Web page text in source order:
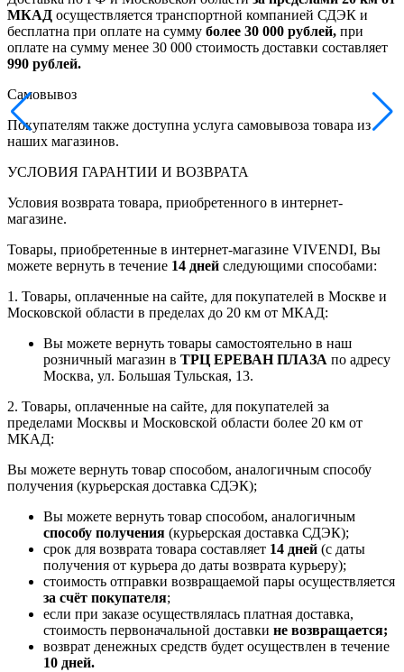
МКАД осуществляется транспортной компанией СДЭК и
бесплатна при оплате на сумму более 30 000 рублей, при
оплате на сумму менее 30 000 стоимость доставки составляет
990 рублей.
Самовывоз
Покупателям также доступна услуга самовывоза товара из
наших магазинов.
УСЛОВИЯ ГАРАНТИИ И ВОЗВРАТА
Условия возврата товара, приобретенного в интернет-
магазине.
Товары, приобретенные в интернет-магазине VIVENDI, Вы
можете вернуть в течение 14 дней следующими способами:
1. Товары, оплаченные на сайте, для покупателей в Москве и
Московской области в пределах до 20 км от МКАД:
Вы можете вернуть товары самостоятельно в наш
розничный магазин в ТРЦ ЕРЕВАН ПЛАЗА по адресу
Москва, ул. Большая Тульская, 13.
2. Товары, оплаченные на сайте, для покупателей за
пределами Москвы и Московской области более 20 км от
МКАД:
Вы можете вернуть товар способом, аналогичным способу
получения (курьерская доставка СДЭК);
Вы можете вернуть товар способом, аналогичным
способу получения (курьерская доставка СДЭК);
срок для возврата товара составляет 14 дней (с даты
получения от курьера до даты возврата курьеру);
стоимость отправки возвращаемой пары осуществляется
за счёт покупателя;
если при заказе осуществлялась платная доставка,
стоимость первоначальной доставки не возвращается;
возврат денежных средств будет осуществлен в течение
10 дней.